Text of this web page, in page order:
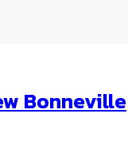
Bonneville